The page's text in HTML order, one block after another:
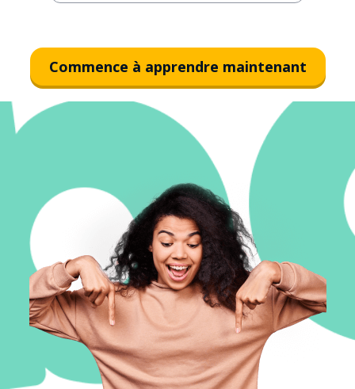
です
Commence à apprendre maintenant